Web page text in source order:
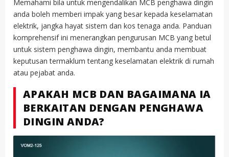
Memahami bila untuk mengendalikan MCB penghawa dingin
anda boleh memberi impak yang besar kepada keselamatan
elektrik, jangka hayat sistem dan kos tenaga anda. Panduan
komprehensif ini menerangkan pengurusan MCB yang betul
untuk sistem penghawa dingin, membantu anda membuat
keputusan termaklum tentang keselamatan elektrik di rumah
atau pejabat anda.
APAKAH MCB DAN BAGAIMANA IA
BERKAITAN DENGAN PENGHAWA
DINGIN ANDA?